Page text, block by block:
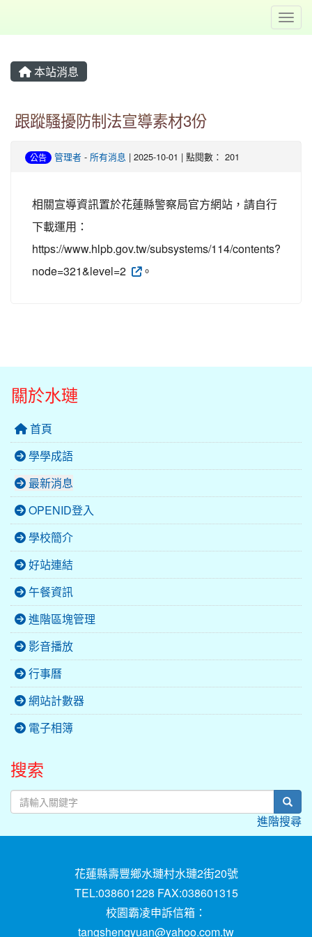
本站消息
跟蹤騷擾防制法宣導素材3份
公告 管理者 - 所有消息 | 2025-10-01 | 點閱數： 201
相關宣導資訊置於花蓮縣警察局官方網站，請自行
下載運用：
https://www.hlpb.gov.tw/subsystems/114/contents?
node=321&level=2
。
關於水璉
首頁
學學成語
最新消息
OPENID登入
學校簡介
好站連結
午餐資訊
進階區塊管理
影音播放
行事曆
網站計數器
電子相簿
搜索
進階搜尋
花蓮縣壽豐鄉水璉村水璉2街20號
TEL:038601228 FAX:038601315
校園霸凌申訴信箱：
tangshengyuan@yahoo.com.tw